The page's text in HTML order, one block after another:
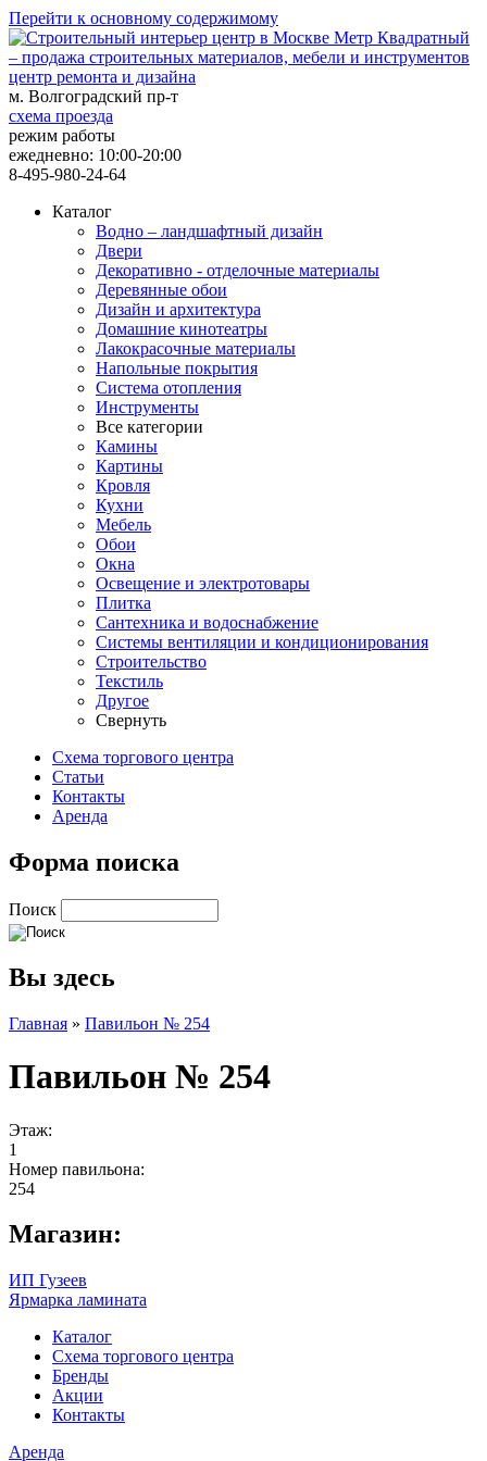
Перейти к основному содержимому
центр ремонта и дизайна
м. Волгоградский пр-т
схема проезда
режим работы
ежедневно: 10:00-20:00
8-495-980-24-64
Каталог
Водно – ландшафтный дизайн
Двери
Декоративно - отделочные материалы
Деревянные обои
Дизайн и архитектура
Домашние кинотеатры
Лакокрасочные материалы
Напольные покрытия
Система отопления
Инструменты
Все категории
Камины
Картины
Кровля
Кухни
Мебель
Обои
Окна
Освещение и электротовары
Плитка
Сантехника и водоснабжение
Системы вентиляции и кондиционирования
Строительство
Текстиль
Другое
Свернуть
Схема торгового центра
Статьи
Контакты
Аренда
Форма поиска
Поиск
Вы здесь
Главная » Павильон № 254
Павильон № 254
Этаж:
1
Номер павильона:
254
Магазин:
ИП Гузеев
Ярмарка ламината
Каталог
Схема торгового центра
Бренды
Акции
Контакты
Аренда